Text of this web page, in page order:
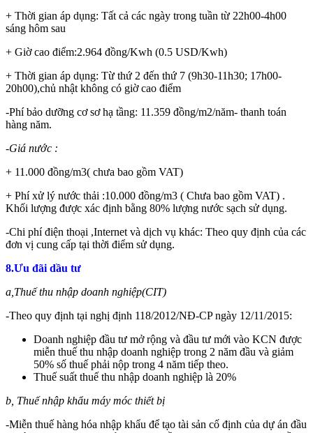
+ Thời gian áp dụng: Tất cả các ngày trong tuần từ 22h00-4h00
sáng hôm sau
+ Giờ cao điểm:2.964 đồng/Kwh (0.5 USD/Kwh)
+ Thời gian áp dụng: Từ thứ 2 đến thứ 7 (9h30-11h30; 17h00-
20h00),chủ nhật không có giờ cao điểm
-Phí bảo dưỡng cơ sơ hạ tầng: 11.359 đồng/m2/năm- thanh toán
hàng năm.
-Giá nước :
+ 11.000 đồng/m3( chưa bao gồm VAT)
+ Phí xử lý nước thải :10.000 đồng/m3 ( Chưa bao gồm VAT) .
Khối lượng được xác định bằng 80% lượng nước sạch sử dụng.
-Chi phí điện thoại ,Internet và dịch vụ khác: Theo quy định của các
đơn vị cung cấp tại thời điểm sử dụng.
8.Ưu đãi dầu tư
a,Thuế thu nhập doanh nghiệp(CIT)
-Theo quy định tại nghị định 118/2012/NĐ-CP ngày 12/11/2015:
Doanh nghiệp đầu tư mở rộng và đầu tư mới vào KCN được
miễn thuế thu nhập doanh nghiệp trong 2 năm đầu và giảm
50% số thuế phải nộp trong 4 năm tiếp theo.
Thuế suất thuế thu nhập doanh nghiệp là 20%
b, Thuế nhập khẩu máy móc thiết bị
-Miễn thuế hàng hóa nhập khẩu để tạo tài sản cố định của dự án đầu